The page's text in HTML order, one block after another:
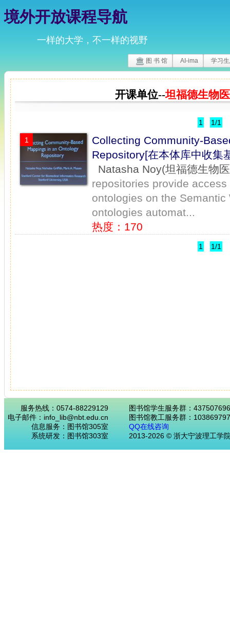
境外开放课程导航
一样的大学，不一样的视野
图 书 馆 AI-ima 学习
开课单位--坦福德生物
1 1/1
1
Collecting Community-
Repository[在本体库中收集
Natasha Noy(坦福德生物
repositories provide
ontologies on the
ontologies automat...
热度：170
1 1/1
服务热线：0574-88229129
电子邮件：info_lib@nbt.edu.cn
信息服务：图书馆305室
系统研发：图书馆303室
图书馆学生服务群：437507696
图书馆教工服务群：
QQ在线咨询
2013-2026 © 浙大宁波理工学